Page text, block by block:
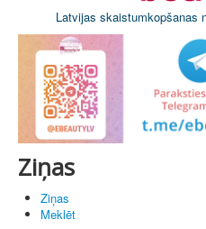
Latvijas skaistumkopšanas
Ziņas
Ziņas
Meklēt